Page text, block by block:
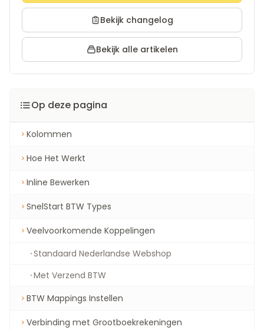
Bekijk changelog
Bekijk alle artikelen
Op deze pagina
Kolommen
Hoe Het Werkt
Inline Bewerken
SnelStart BTW Types
Veelvoorkomende Koppelingen
Standaard Nederlandse Webshop
Met Verzend BTW
BTW Mappings Instellen
Verbinding met Grootboekrekeningen